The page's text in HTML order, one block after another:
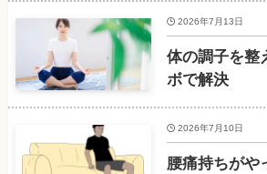
体の調子を整
ボで解決
2026年7月13日
腰痛持ちがや
2026年7月10日